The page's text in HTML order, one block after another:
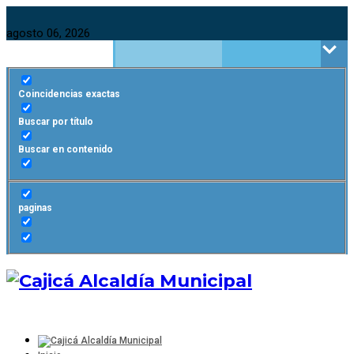
agosto 06, 2026
Coincidencias exactas
Buscar por título
Buscar en contenido
paginas